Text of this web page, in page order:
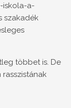
iskola-a-
szakadék
többet is. De